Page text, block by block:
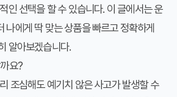
인 선택을 할 수 있습니다. 이 글에서는 운
나에게 딱 맞는 상품을 빠르고 정확하게
알아보겠습니다.
요?
조심해도 예기치 않은 사고가 발생할 수